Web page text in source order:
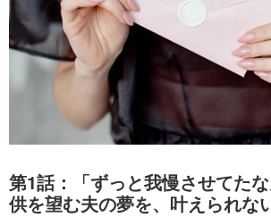
第1話：「ずっと我慢させてた
供を望む夫の夢を、叶えられな